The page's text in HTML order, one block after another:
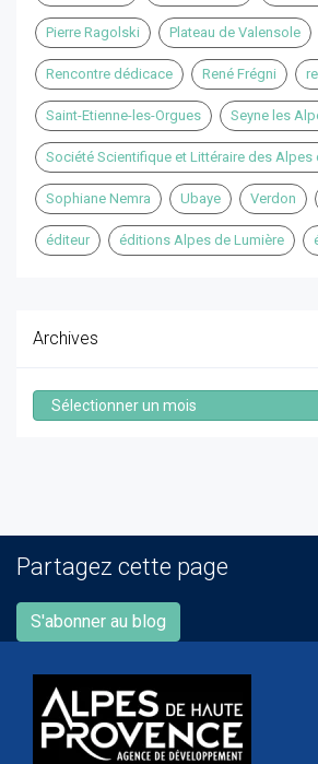
Pierre Ragolski Plateau de Valensole
Rencontre dédicace René Frégni
Saint-Etienne-les-Orgues Seyne les
Société Scientifique et Littéraire des Alpes
Sophiane Nemra Ubaye Verdon
éditeur éditions Alpes de Lumière
Archives
Archives
Partagez cette page
S'abonner au blog